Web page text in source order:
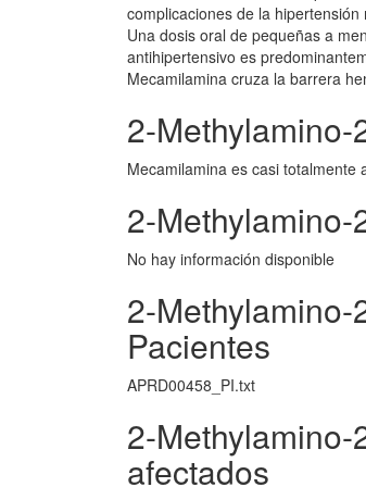
complicaciones de la
Una dosis oral de pequeñas a
antihipertensivo es
Mecamilamina cruza la barrera
2-
Mecamilamina es casi totalmente
2-Methylamino-
No hay información disponible
2-
Pacientes
APRD00458_PI.txt
2-
afectados